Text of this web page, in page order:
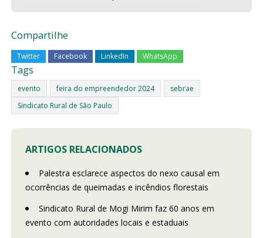
Compartilhe
Twitter Facebook LinkedIn WhatsApp
Tags
evento feira do empreendedor 2024
sebrae
Sindicato Rural de São Paulo
ARTIGOS RELACIONADOS
Palestra esclarece aspectos do nexo causal em
ocorrências de queimadas e incêndios florestais
Sindicato Rural de Mogi Mirim faz 60 anos em
evento com autoridades locais e estaduais